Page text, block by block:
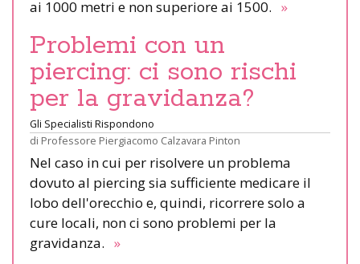
ai 1000 metri e non superiore ai 1500. »
Problemi con un
piercing: ci sono rischi
per la gravidanza?
Gli Specialisti Rispondono
di Professore Piergiacomo Calzavara Pinton
Nel caso in cui per risolvere un problema
dovuto al piercing sia sufficiente medicare il
lobo dell'orecchio e, quindi, ricorrere solo a
cure locali, non ci sono problemi per la
gravidanza. »